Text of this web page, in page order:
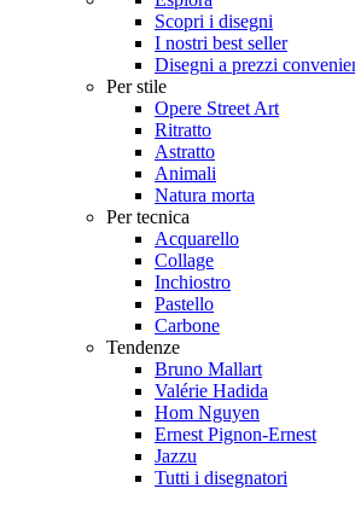
Scopri i disegni
I nostri best seller
Disegni a prezzi
Per stile
Opere Street Art
Ritratto
Astratto
Animali
Natura morta
Per tecnica
Acquarello
Collage
Inchiostro
Pastello
Carbone
Tendenze
Bruno Mallart
Valérie Hadida
Hom Nguyen
Ernest Pignon-Ernest
Jazzu
Tutti i disegnatori